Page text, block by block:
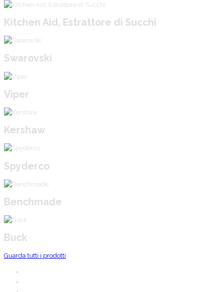
Kitchen Aid, Estrattore di Succhi
Swarovski
Viper
Kershaw
Spyderco
Benchmade
Buck
Guarda tutti i prodotti